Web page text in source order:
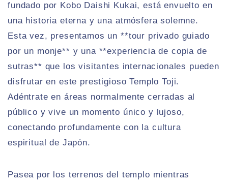
fundado por Kobo Daishi Kukai, está envuelto en
una historia eterna y una atmósfera solemne.
Esta vez, presentamos un **tour privado guiado
por un monje** y una **experiencia de copia de
sutras** que los visitantes internacionales pueden
disfrutar en este prestigioso Templo Toji.
Adéntrate en áreas normalmente cerradas al
público y vive un momento único y lujoso,
conectando profundamente con la cultura
espiritual de Japón.
Pasea por los terrenos del templo mientras